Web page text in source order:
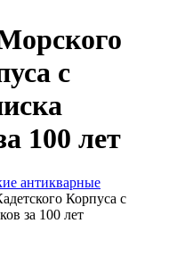
с
100 лет
антикварные
Корпуса с
за 100 лет